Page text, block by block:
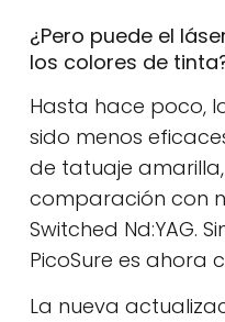
¿Pero puede el
los colores de
Hasta hace poco,
sido menos
de tatuaje
comparación con
Switched Nd:YAG.
PicoSure es ahora
La nueva